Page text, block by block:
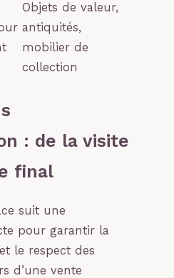
Objets de valeur,
antiquités,
mobilier de
collection
: de la visite
final
suit une
pour garantir la
le respect des
d’une vente